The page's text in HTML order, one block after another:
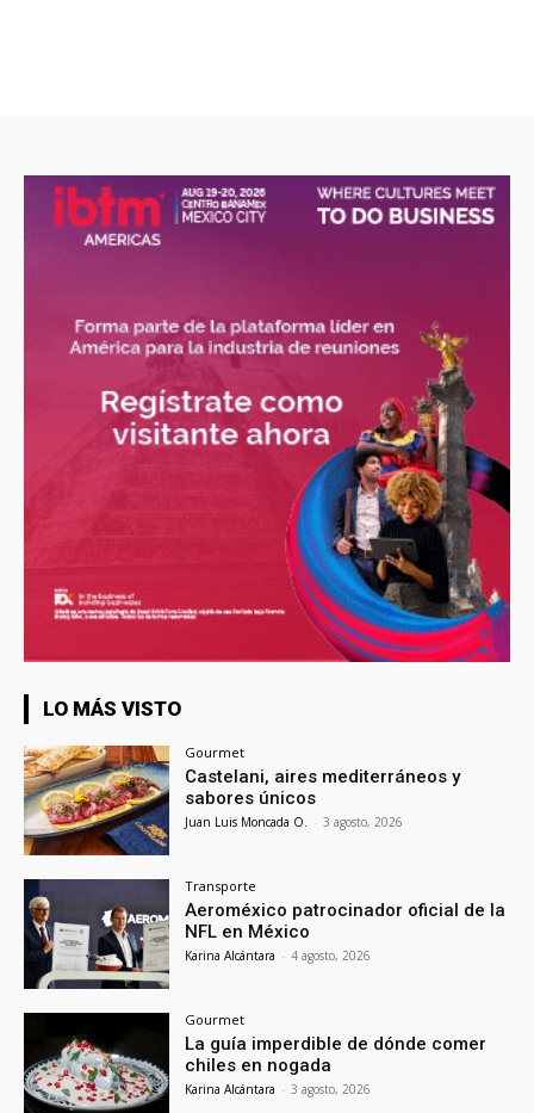
LO MÁS VISTO
Gourmet
Castelani, aires mediterráneos y
sabores únicos
Juan Luis Moncada O. - 3 agosto, 2026
Transporte
Aeroméxico patrocinador oficial de la
NFL en México
Karina Alcántara - 4 agosto, 2026
Gourmet
La guía imperdible de dónde comer
chiles en nogada
Karina Alcántara - 3 agosto, 2026